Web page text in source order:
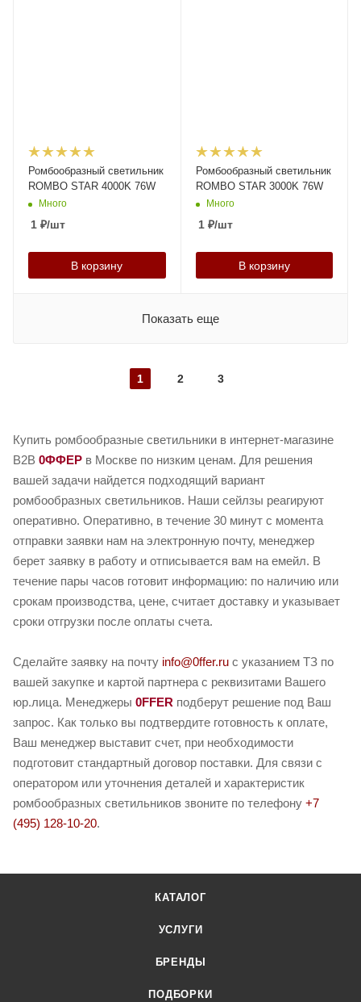
Ромбообразный светильник
ROMBO STAR 4000K 76W
Много
1 ₽/шт
В корзину
Ромбообразный светильник
ROMBO STAR 3000K 76W
Много
1₽/шт
В корзину
Показать еще
1 2 3
Купить ромбообразные светильники в интернет-магазине
B2B 0ФФЕР в Москве по низким ценам. Для решения
вашей задачи найдется подходящий вариант
ромбообразных светильников. Наши сейлзы реагируют
оперативно. Оперативно, в течение 30 минут с момента
отправки заявки нам на электронную почту, менеджер
берет заявку в работу и отписывается вам на емейл. В
течение пары часов готовит информацию: по наличию или
срокам производства, цене, считает доставку и указывает
сроки отгрузки после оплаты счета.
Сделайте заявку на почту info@0ffer.ru с указанием ТЗ по
вашей закупке и картой партнера с реквизитами Вашего
юр.лица. Менеджеры 0FFER подберут решение под Ваш
запрос. Как только вы подтвердите готовность к оплате,
Ваш менеджер выставит счет, при необходимости
подготовит стандартный договор поставки. Для связи с
оператором или уточнения деталей и характеристик
ромбообразных светильников звоните по телефону +7
(495) 128-10-20.
КАТАЛОГ
УСЛУГИ
БРЕНДЫ
ПОДБОРКИ